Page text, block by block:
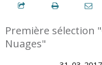
Première sélection
Nuages"